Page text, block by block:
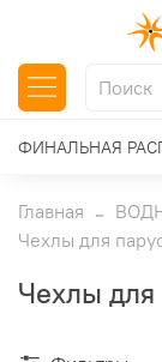
ФИНАЛЬНАЯ
Главная
Чехлы для
Чехлы для